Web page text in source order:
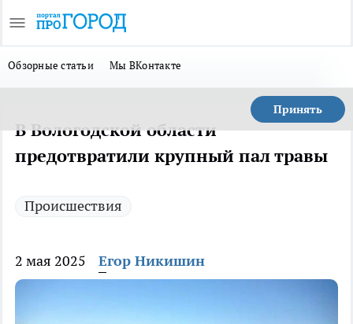
Обзорные статьи Мы ВКонтакте
Принять
В Вологодской области
предотвратили крупный пал травы
Происшествия
2 мая 2025 Егор Никишин